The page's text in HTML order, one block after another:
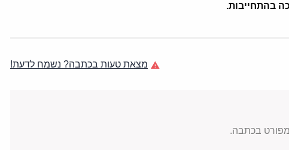
בהתחייבות.
מצאת טעות בכתבה? נשמח לדעת!
בכתבה.